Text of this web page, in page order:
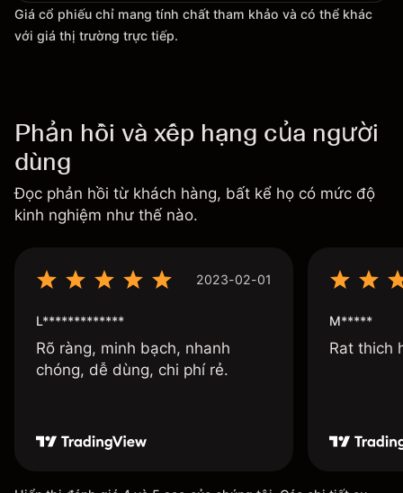
Giá cổ phiếu chỉ mang tính chất tham khảo và có thể khác
với giá thị trường trực tiếp.
Phản hồi và xếp hạng của người
dùng
Đọc phản hồi từ khách hàng, bất kể họ có mức độ
kinh nghiệm như thế nào.
2023-02-01
L*************
Rõ ràng, minh bạch, nhanh
chóng, dễ dùng, chi phí rẻ.
M*****
Rat thich